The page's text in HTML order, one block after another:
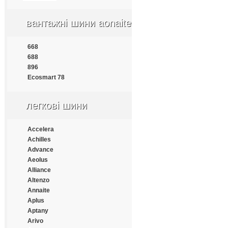
Armforce
Atlander
Aufine
Austone
Autogrip
Bestrich
Blacklion
Bontyre
Boto
Bridgestone
Cachland
Carleo
Changfeng
Comforser
Compasal
Constancy
вантажні шини aonaite
668
688
896
Ecosmart 78
легкові шини
Accelera
Achilles
Advance
Aeolus
Alliance
Altenzo
Annaite
Aplus
Aptany
Arivo